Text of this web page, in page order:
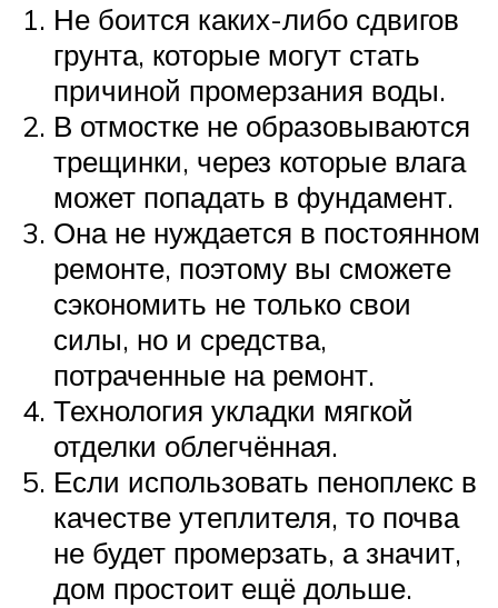
Не боится каких-либо сдвигов
грунта, которые могут стать
причиной промерзания воды.
В отмостке не образовываются
трещинки, через которые влага
может попадать в фундамент.
Она не нуждается в постоянном
ремонте, поэтому вы сможете
сэкономить не только свои
силы, но и средства,
потраченные на ремонт.
Технология укладки мягкой
отделки облегчённая.
Если использовать пеноплекс в
качестве утеплителя, то почва
не будет промерзать, а значит,
дом простоит ещё дольше.